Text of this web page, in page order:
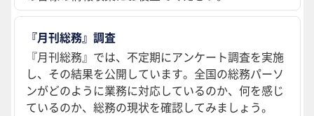
『月刊総務』調査
『月刊総務』では、不定期にアンケート調査を実施
し、その結果を公開しています。全国の総務パーソ
ンがどのように業務に対応しているのか、何を感じ
ているのか、総務の現状を確認してみましょう。